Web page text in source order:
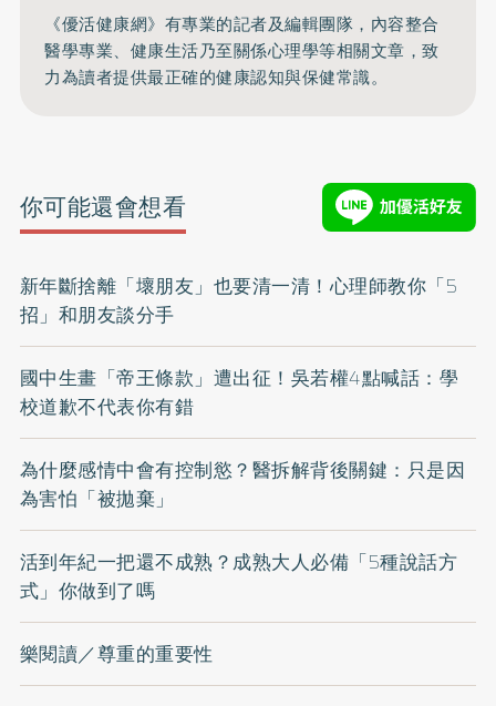
《優活健康網》有專業的記者及編輯團隊，內容整合
醫學專業、健康生活乃至關係心理學等相關文章，致
力為讀者提供最正確的健康認知與保健常識。
你可能還會想看
新年斷捨離「壞朋友」也要清一清！心理師教你「5
招」和朋友談分手
國中生畫「帝王條款」遭出征！吳若權4點喊話：學
校道歉不代表你有錯
為什麼感情中會有控制慾？醫拆解背後關鍵：只是因
為害怕「被拋棄」
活到年紀一把還不成熟？成熟大人必備「5種說話方
式」你做到了嗎
樂閱讀／尊重的重要性